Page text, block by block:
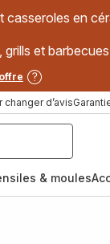
en
et
d’avis
& moules